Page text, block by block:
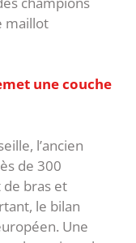
maillot
une couche
l’ancien
de 300
de bras et
le bilan
Une